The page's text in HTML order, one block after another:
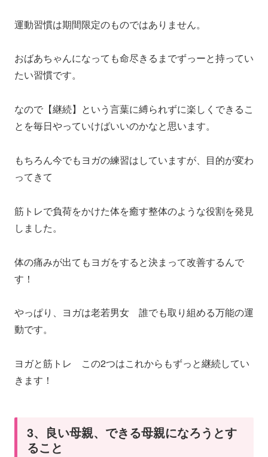
運動習慣は期間限定のものではありません。
おばあちゃんになっても命尽きるまでずっーと持ってい
たい習慣です。
なので【継続】という言葉に縛られずに楽しくできるこ
とを毎日やっていけばいいのかなと思います。
もちろん今でもヨガの練習はしていますが、目的が変わ
ってきて
筋トレで負荷をかけた体を癒す整体のような役割を発見
しました。
体の痛みが出てもヨガをすると決まって改善するんで
す！
やっぱり、ヨガは老若男女 誰でも取り組める万能の運
動です。
ヨガと筋トレ この2つはこれからもずっと継続してい
きます！
3、良い母親、できる母親になろうとす
ること